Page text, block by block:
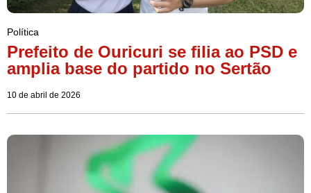
Política
Prefeito de Ouricuri se filia ao PSD e
amplia base do partido no Sertão
10 de abril de 2026